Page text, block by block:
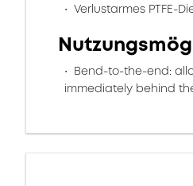
Verlustarmes PTFE-
Bend-to-the-end:
immediately behind